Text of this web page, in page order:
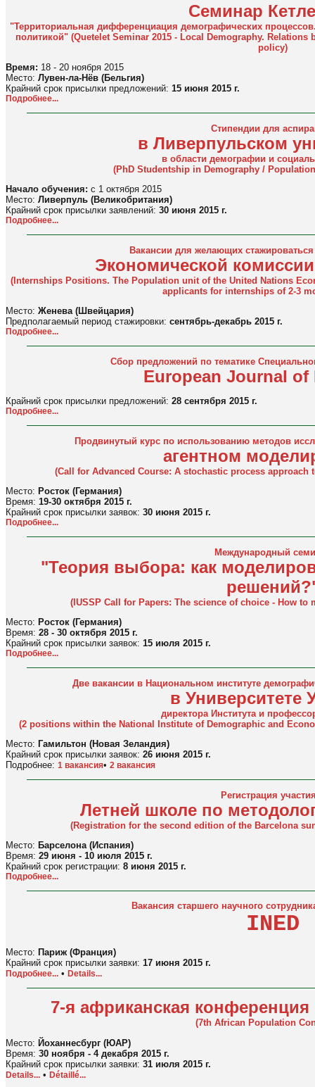
Семинар
"Территориальная дифференциация демографических
политикой" (Quetelet Seminar 2015 - Local Demography.
policy)
Время: 18 - 20 ноября 2015
Место: Лувен-ла-Нёв (Бельгия)
Крайний срок присылки предложений: 15 июня 2015 г.
Подробнее...
Стипендии для
в Ливерпульском
в области демографии и
(PhD Studentship in Demography /
Начало обучения: с 1 октября 2015
Место: Ливерпуль (Великобритания)
Крайний срок присылки заявлений: 30 июня 2015 г.
Подробнее...
Вакансии для желающих
Экономической
(Internships Positions. The Population unit of the United Nations
applicants for internships of 2-3
Место: Женева (Швейцария)
Предполагаемый период стажировки: сентябрь-декабрь 2015 г.
Подробнее...
Сбор предложений по тематике
European Journal
Крайний срок присылки предложений: 28 сентября 2015 г.
Подробнее...
Продвинутый курс по использованию методов
агентном
(Call for Advanced Course: A stochastic process
Место: Росток (Германия)
Время: 19-30 октября 2015 г.
Крайний срок присылки заявок: 30 июня 2015 г.
Подробнее...
Международный
"Теория выбора: как
(IUSSP Call for Papers: The science of choice - How
Место: Росток (Германия)
Время: 28 - 30 октября 2015 г.
Крайний срок присылки заявок: 15 июля 2015 г.
Подробнее...
Две вакансии в Национальном институте
в Университете
директора Института и
(2 positions within the National Institute of Demographic and
Место: Гамильтон (Новая Зеландия)
Крайний срок присылки заявок: 26 июня 2015 г.
Подробнее: 1 вакансия• 2 вакансия
Регистрация
Летней школе по
(Registration for the second edition of the Barcelona
Место: Барселона (Испания)
Время: 29 июня - 10 июля 2015 г.
Крайний срок регистрации: 8 июня 2015 г.
Подробнее...
Вакансия старшего научного
INED
Место: Париж (Франция)
Крайний срок присылки заявки: 17 июня 2015 г.
Подробнее... • Details...
7-я африканская
(7th African Population
Место: Йоханнесбург (ЮАР)
Время: 30 ноября - 4 декабря 2015 г.
Крайний срок присылки заявки: 31 июля 2015 г.
Details... • Détaillé...